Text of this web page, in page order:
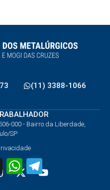
(11) 3388-1066
000 - Bairro da Liberdade,
SP
ThreadsWhatsApp